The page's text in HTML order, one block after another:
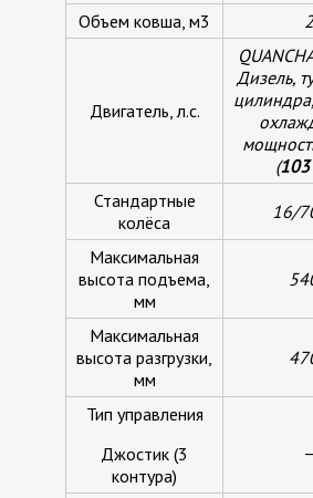
Объем ковша, м3 2
Двигатель, л.с.
Дизель,
(103
Стандартные
колёса
16/
Максимальная
высота подъема,
мм
Максимальная
высота разгрузки,
мм
Тип управления
Джостик (3
контура)